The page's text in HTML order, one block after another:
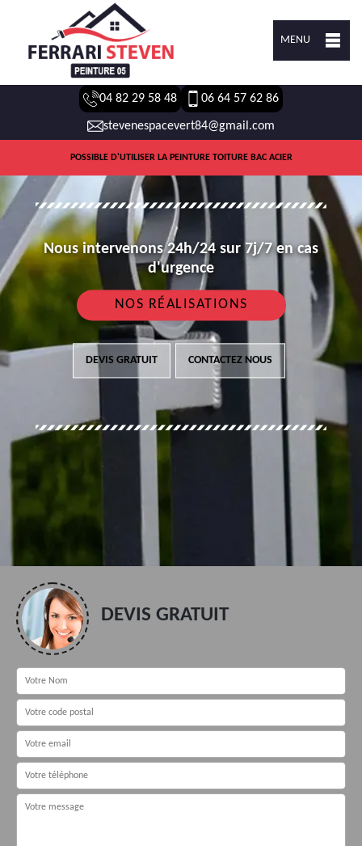
MENU
04 82 29 58 48 06 64 57 62 86
stevenespacevert84@gmail.com
POSSIBLE D'UTILISER LA PEINTURE TOITURE BAC ACIER
Nous intervenons 24h/24 sur 7j/7 en cas
d'urgence
NOS RÉALISATIONS
DEVIS GRATUIT CONTACTEZ NOUS
DEVIS GRATUIT